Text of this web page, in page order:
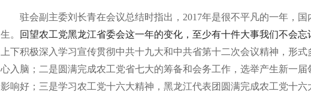
驻会副主委刘长青在会议总结时指出， 2017年是很不平凡的一年，国
生。
回望农工党黑龙江省委会这一年的变化，至少有十件大事我们不会忘
上下积极深入学习宣传贯彻中共十九大和中共省第十二次会议精神，形式
心入脑；二是圆满完成农工党省七大的筹备和会务工作，选举产生新一届
影响好；三是学习农工党十六大精神，黑龙江代表团圆满完成农工党十六